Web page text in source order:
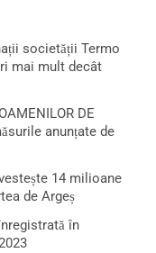
societății Termo
mai mult decât
DE
anunțate de
14 milioane
de Argeș
în